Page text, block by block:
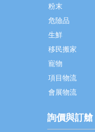
粉末
危險品
生鮮
移民搬家
寵物
項目物流
會展物流
詢價與訂艙